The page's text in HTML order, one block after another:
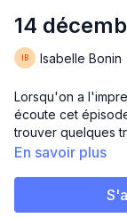
14
Isabelle Bonin
Lorsqu'on a
écoute cet
trouver quelques
En savoir plus